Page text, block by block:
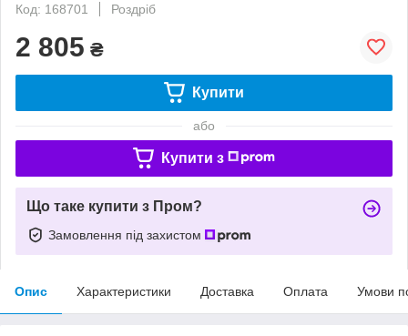
Код: 168701
Роздріб
2 805 ₴
Купити
або
Купити з
Що таке купити з Пром?
Замовлення під захистом
Опис Характеристики Доставка Оплата Умови